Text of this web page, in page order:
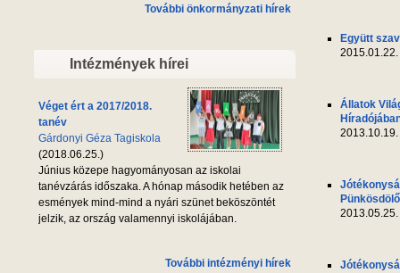
További önkormányzati hírek
Intézmények hírei
Véget ért a 2017/2018.
tanév
Gárdonyi Géza Tagiskola
(2018.06.25.)
Június közepe hagyományosan az iskolai
tanévzárás időszaka. A hónap második hetében az
esmények mind-mind a nyári szünet beköszöntét
jelzik, az ország valamennyi iskolájában.
További intézményi hírek
Együtt
2015.01.22.
Állatok
2013.10.19.
2013.05.25.